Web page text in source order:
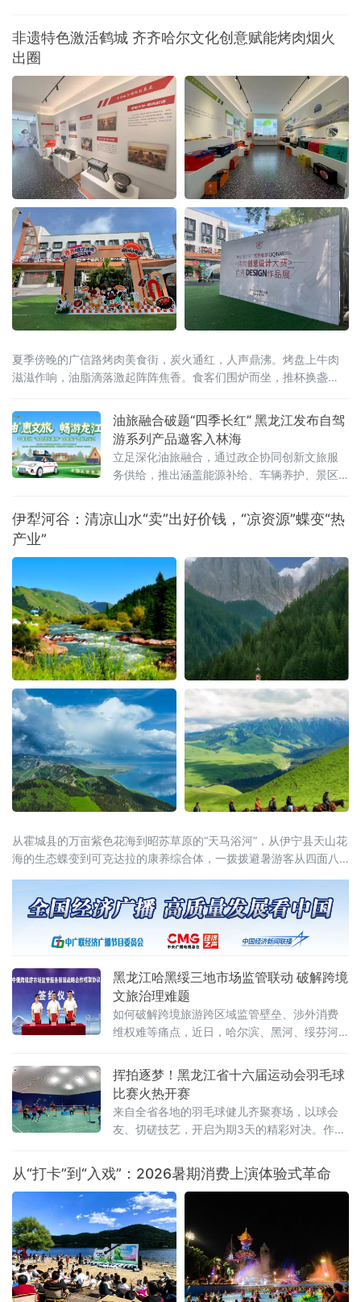
非遗特色激活鹤城 齐齐哈尔文化创意赋能烤肉烟火
出圈
夏季傍晚的广信路烤肉美食街，炭火通红，人声鼎沸。烤盘上牛肉
滋滋作响，油脂滴落激起阵阵焦香。食客们围炉而坐，推杯换盏
文发了一条朋友圈：“这才是齐齐哈尔——烟火气里藏着文化味。”文
化味，正是2026齐齐哈尔烤肉美食节试图为这炉百年炭火注入的全
新内涵。齐齐哈尔烤肉的历史，可追溯至新石器时代嫩江
油旅融合破题“四季长红” 黑龙江发布自驾
游系列产品邀客入林海
立足深化油旅融合，通过政企协同创新文旅服
务供给，推出涵盖能源补给、车辆养护、景区
全省文旅产业提质升级探索新路径。黑龙江省
文化和旅游厅副厅长蒋兴成、中国石化黑龙江
尔滨市文化广电和旅
伊犁河谷：清凉山水“卖”出好价钱，“凉资源”蝶变“热
产业”
从霍城县的万亩紫色花海到昭苏草原的“天马浴河”，从伊宁县天山花
海的生态蝶变到可克达拉的康养综合体，一拨拨避暑游客从四面八
黑龙江哈黑绥三地市场监管联动 破解跨境
文旅治理难题
如何破解跨境旅游跨区域监管壁垒、涉外消费
维权难等痛点，近日，哈尔滨、黑河、绥芬河
发展战略合作框架协议，这标志着哈黑绥三地
跨境旅游市场监管一体化协同共治机制正式落
地。此举跨区域监管合作，重在立足黑龙江对
俄开放优势、破解跨境文旅治理难题的创新实
践，有效填补了跨境旅游协同监管空白。据介
挥拍逐梦！黑龙江省十六届运动会羽毛球
比赛火热开赛
来自全省各地的羽毛球健儿齐聚赛场，以球会
友、切磋技艺，开启为期3天的精彩对决。作为
赛程紧凑、看点十足。据了解，比赛共设置
男、女团体和混合双打、男子双打、女子双
打、男子单打、女子单打七大竞赛项目，全面
覆盖羽毛球主流竞赛组别，为
从“打卡”到“入戏”：2026暑期消费上演体验式革命